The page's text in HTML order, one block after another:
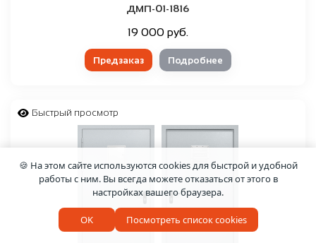
ДМП-01-1816
19 000 руб.
Предзаказ Подробнее
Быстрый просмотр
🍪 На этом сайте используются cookies для быстрой и удобной
работы с ним. Вы всегда можете отказаться от этого в
настройках вашего браузера.
OK Посмотреть список cookies